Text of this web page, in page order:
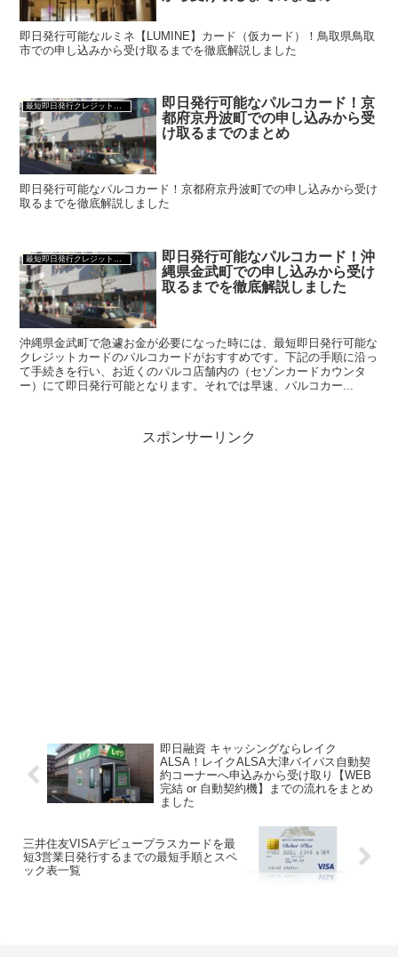
即日発行可能なルミネ【LUMINE】カード（仮カード）！鳥取県鳥取
市での申し込みから受け取るまでを徹底解説しました
即日発行可能なパルコカード！京
都府京丹波町での申し込みから受
け取るまでのまとめ
即日発行可能なパルコカード！京都府京丹波町での申し込みから受け
取るまでを徹底解説しました
最短即日発行クレジットカード
即日発行可能なパルコカード！沖
縄県金武町での申し込みから受け
取るまでを徹底解説しました
沖縄県金武町で急遽お金が必要になった時には、最短即日発行可能な
クレジットカードのパルコカードがおすすめです。下記の手順に沿っ
て手続きを行い、お近くのパルコ店舗内の（セゾンカードカウンタ
ー）にて即日発行可能となります。それでは早速、パルコカー...
スポンサーリンク
即日融資 キャッシングならレイク
ALSA！レイクALSA大津バイパス自動契
約コーナーへ申込みから受け取り【WEB
完結 or 自動契約機】までの流れをまとめ
ました
三井住友VISAデビュープラスカードを最
短3営業日発行するまでの最短手順とスペ
ック表一覧